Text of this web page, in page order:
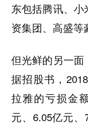
东包括腾讯、
资集团、高盛等
但光鲜的另一
据招股书，
拉雅的亏损金
元、6.05亿元